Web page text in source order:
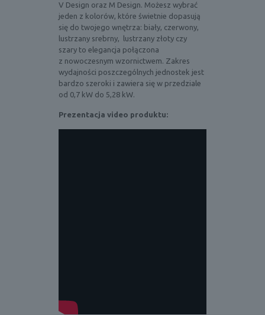
V Design oraz M Design. Możesz wybrać
jeden z kolorów, które świetnie dopasują
się do twojego wnętrza: biały, czerwony,
lustrzany srebrny, lustrzany złoty czy
szary to elegancja połączona
z nowoczesnym wzornictwem. Zakres
wydajności poszczególnych jednostek jest
bardzo szeroki i zawiera się w przedziale
od 0,7 kW do 5,28 kW.
Prezentacja video produktu: